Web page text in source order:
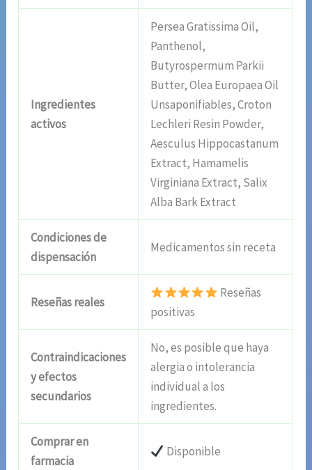
Ingredientes
activos
Persea Gratissima Oil,
Panthenol,
Butyrospermum Parkii
Butter, Olea Europaea Oil
Unsaponifiables, Croton
Lechleri Resin Powder,
Aesculus Hippocastanum
Extract, Hamamelis
Virginiana Extract, Salix
Alba Bark Extract
Condiciones de
dispensación
Medicamentos sin receta
Reseñas reales
Reseñas
positivas
Contraindicaciones
y efectos
secundarios
No, es posible que haya
alergia o intolerancia
individual a los
ingredientes.
Comprar en
farmacia
Disponible